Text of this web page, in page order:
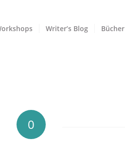
Writer’s Blog Bücher
0